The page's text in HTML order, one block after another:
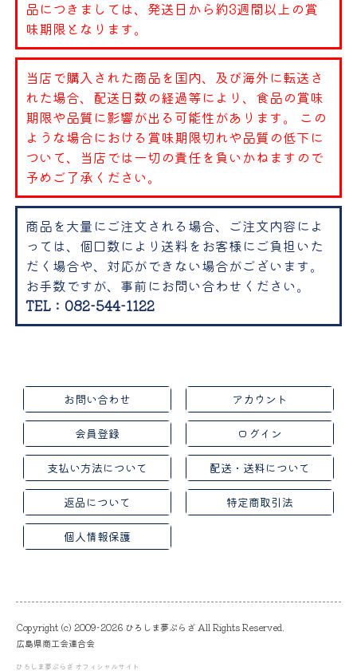
品につきましては、発送日から約3週間以上の賞
味期限となります。
当店で購入された商品を国内、及び海外に転送さ
れた場合、配送日数の経過等により、食品の賞味
期限や品質に影響が出る可能性があります。 この
ような場合における賞味期限切れや品質の低下に
ついて、当店では一切の責任を負いかねますので
予めご了承ください。
商品を大量にご注文される場合、ご注文内容によ
っては、個口数により送料をお客様にご負担いた
だく場合や、対応ができない場合がございます。
お手数ですが、事前にお問い合わせください。
TEL：082-544-1122
お問い合わせ アカウント
会員登録 ログイン
支払い方法について 配送・送料について
返品について 特定商取引法
個人情報保護
Copyright (c) 2009-2026 ひろしま夢ぷらざ All Rights Reserved.
広島県商工会連合会
ひろしま夢ぷらざ オフィシャルサイト